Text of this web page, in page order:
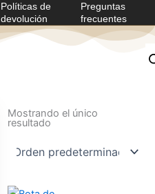
Políticas de
devolución
Preguntas
frecuentes
Mostrando el único
resultado